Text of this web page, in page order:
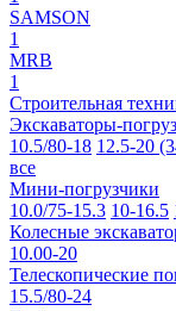
SAMSON
1
MRB
1
Строительная
Экскаваторы-
10.5/80-18 12.5-20
все
Мини-погрузчики
10.0/75-15.3 10-16.5
Колесные
10.00-20
Телескопические
15.5/80-24